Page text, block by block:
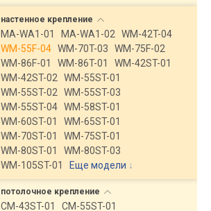
настенное крепление
MA-WA1-01 MA-WA1-02
WM-42T-04
WM-55F-04 WM-70T-03
WM-75F-02
WM-86F-01
WM-86T-01
WM-42ST-01
WM-42ST-02
WM-55ST-01
WM-55ST-02
WM-55ST-03
WM-55ST-04 WM-58ST-01
WM-60ST-01
WM-65ST-01
WM-70ST-01
WM-75ST-01
WM-80ST-01
WM-80ST-03
WM-105ST-01
Еще модели ↓
потолочное крепление
CM-43ST-01
CM-55ST-01